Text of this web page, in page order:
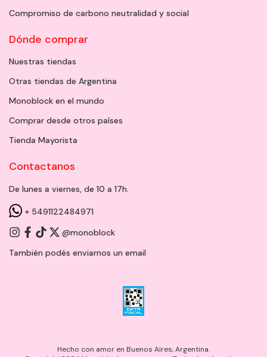
Compromiso de carbono neutralidad y social
Dónde comprar
Nuestras tiendas
Otras tiendas de Argentina
Monoblock en el mundo
Comprar desde otros países
Tienda Mayorista
Contactanos
De lunes a viernes, de 10 a 17h.
+ 5491122484971
@monoblock
También podés enviarnos un email
Hecho con amor en Buenos Aires, Argentina.